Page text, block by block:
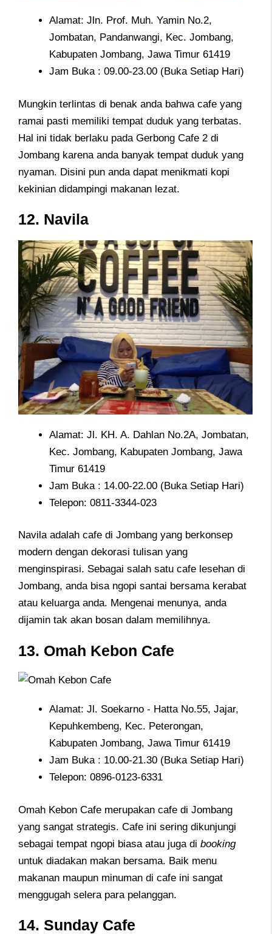
Alamat: Jln. Prof. Muh. Yamin No.2,
Jombatan, Pandanwangi, Kec. Jombang,
Kabupaten Jombang, Jawa Timur 61419
Jam Buka : 09.00-23.00 (Buka Setiap Hari)
Mungkin terlintas di benak anda bahwa cafe yang
ramai pasti memiliki tempat duduk yang terbatas.
Hal ini tidak berlaku pada Gerbong Cafe 2 di
Jombang karena anda banyak tempat duduk yang
nyaman. Disini pun anda dapat menikmati kopi
kekinian didampingi makanan lezat.
12. Navila
Alamat: Jl. KH. A. Dahlan No.2A, Jombatan,
Kec. Jombang, Kabupaten Jombang, Jawa
Timur 61419
Jam Buka : 14.00-22.00 (Buka Setiap Hari)
Telepon: 0811-3344-023
Navila adalah cafe di Jombang yang berkonsep
modern dengan dekorasi tulisan yang
menginspirasi. Sebagai salah satu cafe lesehan di
Jombang, anda bisa ngopi santai bersama kerabat
atau keluarga anda. Mengenai menunya, anda
dijamin tak akan bosan dalam memilihnya.
13. Omah Kebon Cafe
Alamat: Jl. Soekarno - Hatta No.55, Jajar,
Kepuhkembeng, Kec. Peterongan,
Kabupaten Jombang, Jawa Timur 61419
Jam Buka : 10.00-21.30 (Buka Setiap Hari)
Telepon: 0896-0123-6331
Omah Kebon Cafe merupakan cafe di Jombang
yang sangat strategis. Cafe ini sering dikunjungi
sebagai tempat ngopi biasa atau juga di booking
untuk diadakan makan bersama. Baik menu
makanan maupun minuman di cafe ini sangat
menggugah selera para pelanggan.
14. Sunday Cafe